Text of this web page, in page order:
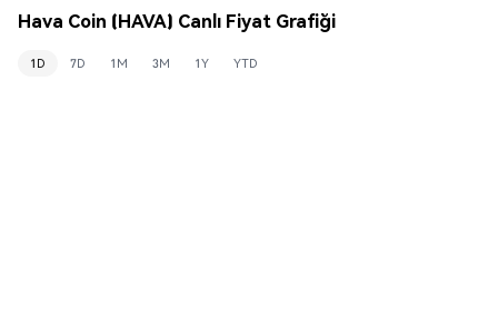
Hava Coin (HAVA) Canlı Fiyat Grafiği
1D 7D 1M 3M 1Y YTD